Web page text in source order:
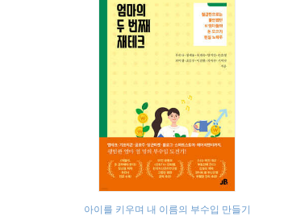
아이를 키우며 내 이름의 부수입 만들기